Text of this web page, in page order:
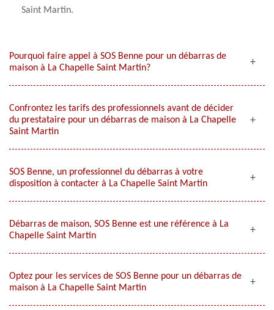
Saint Martin.
Pourquoi faire appel à SOS Benne pour un débarras de
maison à La Chapelle Saint Martin?
Confrontez les tarifs des professionnels avant de décider
du prestataire pour un débarras de maison à La Chapelle
Saint Martin
SOS Benne, un professionnel du débarras à votre
disposition à contacter à La Chapelle Saint Martin
Débarras de maison, SOS Benne est une référence à La
Chapelle Saint Martin
Optez pour les services de SOS Benne pour un débarras de
maison à La Chapelle Saint Martin